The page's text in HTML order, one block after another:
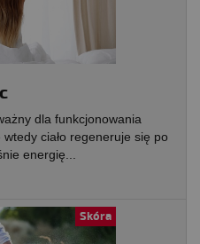
dla funkcjonowania
ciało regeneruje się po
energię...
Skóra